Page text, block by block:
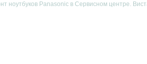
ноутбуков Panasonic в Сервисном центре.